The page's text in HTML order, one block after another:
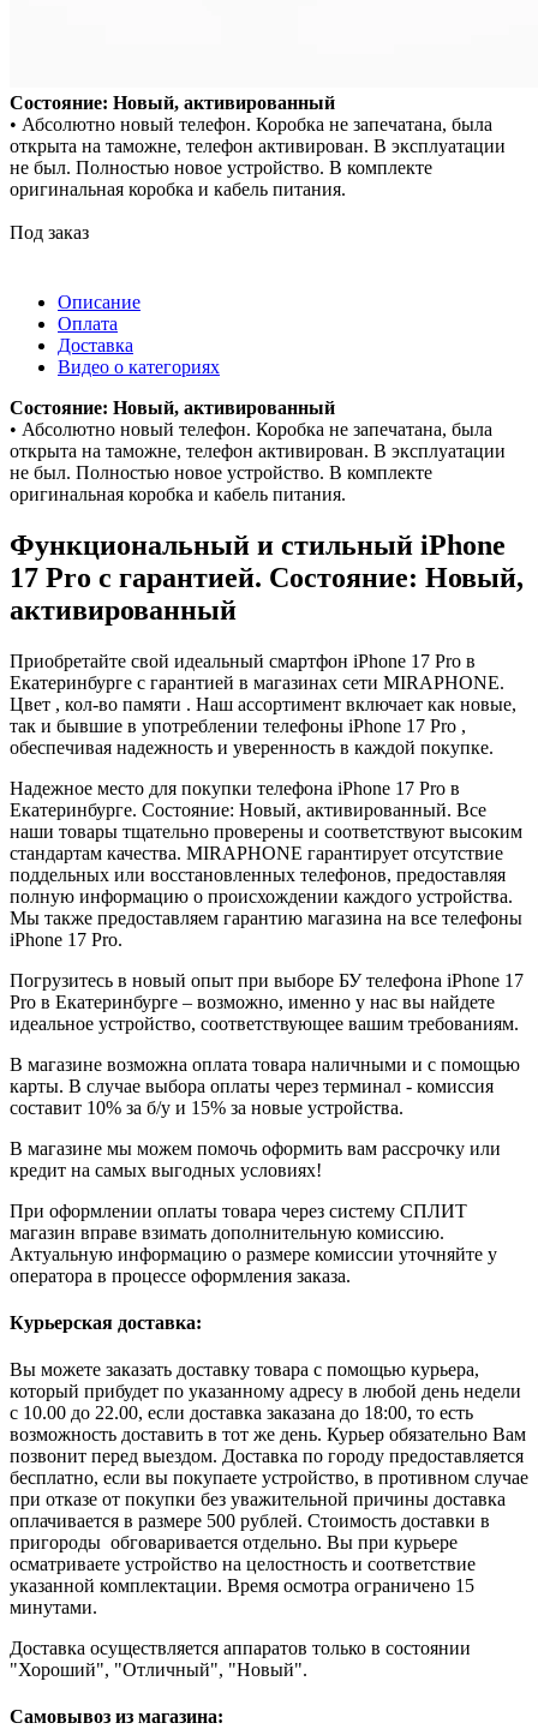
Состояние: Новый, активированный
• Абсолютно новый телефон. Коробка не запечатана, была
открыта на таможне, телефон активирован. В эксплуатации
не был. Полностью новое устройство. В комплекте
оригинальная коробка и кабель питания.
Под заказ
Описание
Оплата
Доставка
Видео о категориях
Состояние: Новый, активированный
• Абсолютно новый телефон. Коробка не запечатана, была
открыта на таможне, телефон активирован. В эксплуатации
не был. Полностью новое устройство. В комплекте
оригинальная коробка и кабель питания.
Функциональный и стильный iPhone
17 Pro с гарантией. Состояние: Новый,
активированный
Приобретайте свой идеальный смартфон iPhone 17 Pro в
Екатеринбурге с гарантией в магазинах сети MIRAPHONE.
Цвет , кол-во памяти . Наш ассортимент включает как новые,
так и бывшие в употреблении телефоны iPhone 17 Pro ,
обеспечивая надежность и уверенность в каждой покупке.
Надежное место для покупки телефона iPhone 17 Pro в
Екатеринбурге. Состояние: Новый, активированный. Все
наши товары тщательно проверены и соответствуют высоким
стандартам качества. MIRAPHONE гарантирует отсутствие
поддельных или восстановленных телефонов, предоставляя
полную информацию о происхождении каждого устройства.
Мы также предоставляем гарантию магазина на все телефоны
iPhone 17 Pro.
Погрузитесь в новый опыт при выборе БУ телефона iPhone 17
Pro в Екатеринбурге – возможно, именно у нас вы найдете
идеальное устройство, соответствующее вашим требованиям.
В магазине возможна оплата товара наличными и с помощью
карты. В случае выбора оплаты через терминал - комиссия
составит 10% за б/у и 15% за новые устройства.
В магазине мы можем помочь оформить вам рассрочку или
кредит на самых выгодных условиях!
При оформлении оплаты товара через систему СПЛИТ
магазин вправе взимать дополнительную комиссию.
Актуальную информацию о размере комиссии уточняйте у
оператора в процессе оформления заказа.
Курьерская доставка:
Вы можете заказать доставку товара с помощью курьера,
который прибудет по указанному адресу в любой день недели
с 10.00 до 22.00, если доставка заказана до 18:00, то есть
возможность доставить в тот же день. Курьер обязательно Вам
позвонит перед выездом. Доставка по городу предоставляется
бесплатно, если вы покупаете устройство, в противном случае
при отказе от покупки без уважительной причины доставка
оплачивается в размере 500 рублей. Стоимость доставки в
пригороды обговаривается отдельно. Вы при курьере
осматриваете устройство на целостность и соответствие
указанной комплектации. Время осмотра ограничено 15
минутами.
Доставка осуществляется аппаратов только в состоянии
"Хороший", "Отличный", "Новый".
Самовывоз из магазина: